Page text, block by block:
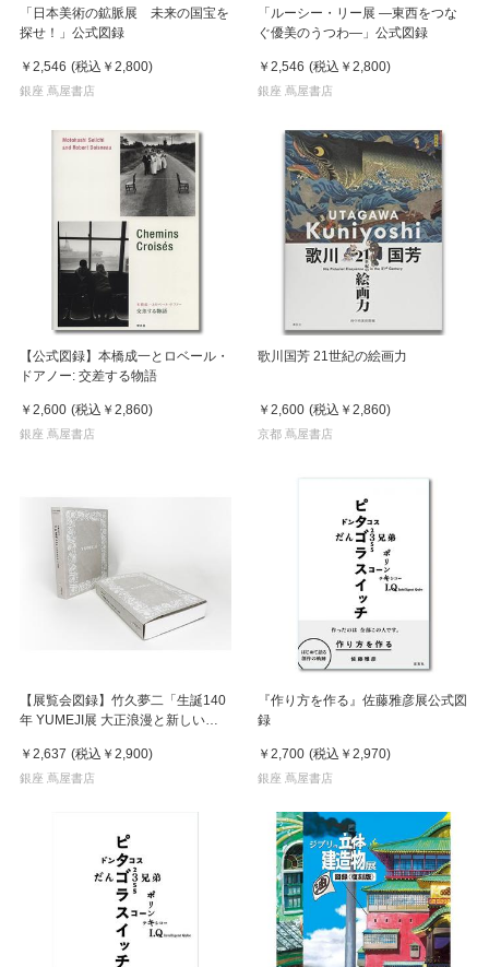
「日本美術の鉱脈展 未来の国宝を
探せ！」公式図録
￥2,546 (税込 ￥2,800)
銀座 蔦屋書店
「ルーシー・リー展 ―東西をつな
ぐ優美のうつわ―」公式図録
￥2,546 (税込 ￥2,800)
銀座 蔦屋書店
【公式図録】本橋成一とロベール・
ドアノー: 交差する物語
￥2,600 (税込 ￥2,860)
銀座 蔦屋書店
歌川国芳 21世紀の絵画力
￥2,600 (税込 ￥2,860)
京都 蔦屋書店
【展覧会図録】竹久夢二「生誕140
年 YUMEJI展 大正浪漫と新しい世
￥2,637 (税込 ￥2,900)
銀座 蔦屋書店
『作り方を作る』佐藤雅彦展公式図
録
￥2,700 (税込 ￥2,970)
銀座 蔦屋書店